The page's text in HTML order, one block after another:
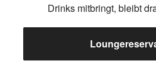
Drinks mitbringt, bleibt